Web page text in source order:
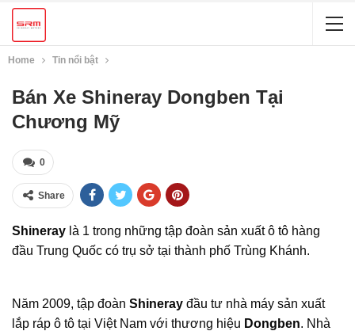
Home Tin nổi bật
Bán Xe Shineray Dongben Tại
Chương Mỹ
0
Share
Shineray là 1 trong những tập đoàn sản xuất ô tô hàng
đầu Trung Quốc có trụ sở tại thành phố Trùng Khánh.
Năm 2009, tập đoàn Shineray đầu tư nhà máy sản xuất
lắp ráp ô tô tại Việt Nam với thương hiệu Dongben. Nhà